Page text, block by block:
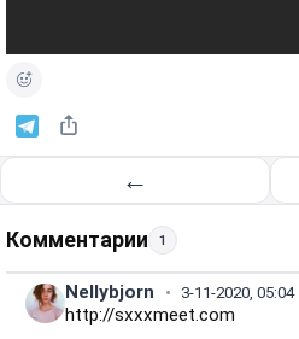
←
Комментарии 1
Nellybjorn 3-11-2020, 05:04
http://sxxxmeet.com